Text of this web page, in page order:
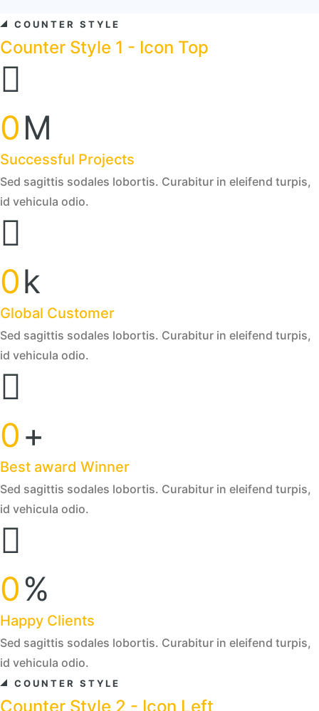
COUNTER STYLE
Counter Style 1 - Icon Top
0M
Successful Projects
Sed sagittis sodales lobortis. Curabitur in eleifend turpis,
id vehicula odio.
0k
Global Customer
Sed sagittis sodales lobortis. Curabitur in eleifend turpis,
id vehicula odio.
0+
Best award Winner
Sed sagittis sodales lobortis. Curabitur in eleifend turpis,
id vehicula odio.
0%
Happy Clients
Sed sagittis sodales lobortis. Curabitur in eleifend turpis,
id vehicula odio.
COUNTER STYLE
Counter Style 2 - Icon Left